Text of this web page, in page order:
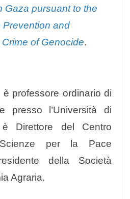
Gaza pursuant to the
Prevention and
of Genocide.
è professore ordinario di
presso l’Università di
Direttore del Centro
Scienze per la Pace
della Società
Agraria.